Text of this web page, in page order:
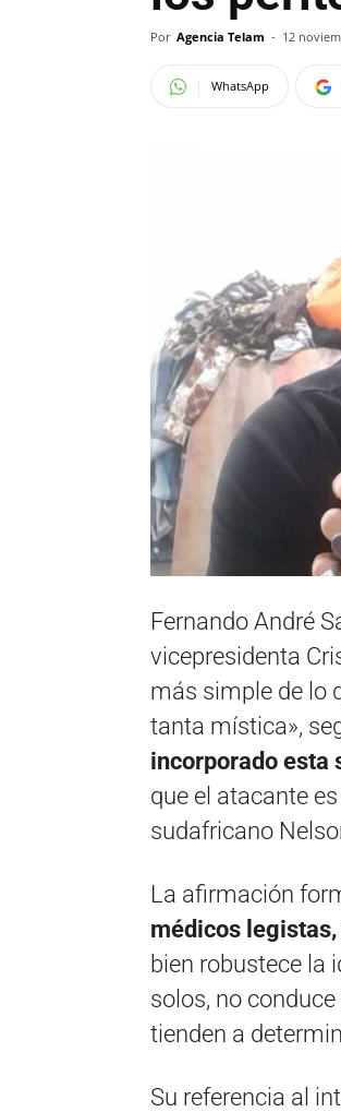
Por Agencia Telam - 12
WhatsApp
Fernando André
vicepresidenta
más simple de lo
tanta mística»,
incorporado esta
que el atacante
sudafricano
La afirmación
médicos
bien robustece la
solos, no
tienden a
Su referencia al